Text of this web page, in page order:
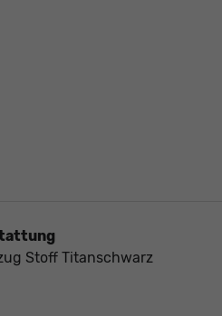
Stoff Titanschwarz